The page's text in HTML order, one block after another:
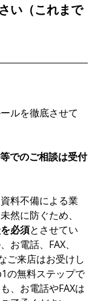
い（これまで
ルを徹底させて
でのご相談は受付
料不備による業
然に防ぐため、
必須とさせてい
お電話、FAX、
ご来店はお受けし
の無料ステップで
、お電話やFAXは